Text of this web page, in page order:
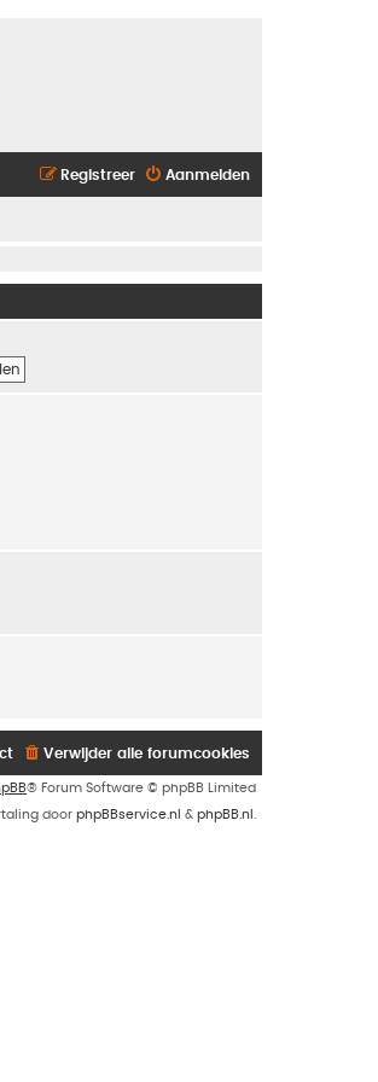
Aanmelden
Registreer
Verwijder alle forumcookies
® Forum Software © phpBB Limited
door phpBBservice.nl & phpBB.nl